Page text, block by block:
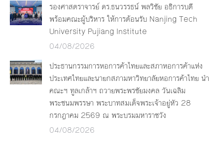
รองศาสตราจารย์ ดร.ธนวรรธน์ พลวิชัย อธิการบดี
พร้อมคณะผู้บริหาร ให้การต้อนรับ Nanjing Tech
University Pujiang Institute
04/08/2026
ประธานกรรมการหอการค้าไทยและสภาหอการค้าแห่ง
ประเทศไทยและนายกสภามหาวิทยาลัยหอการค้าไทย นำ
คณะฯ ทูลเกล้าฯ ถวายพระพรชัยมงคล วันเฉลิม
พระชนมพรรษา พระบาทสมเด็จพระเจ้าอยู่หัว 28
กรกฎาคม 2569 ณ พระบรมมหาราชวัง
04/08/2026